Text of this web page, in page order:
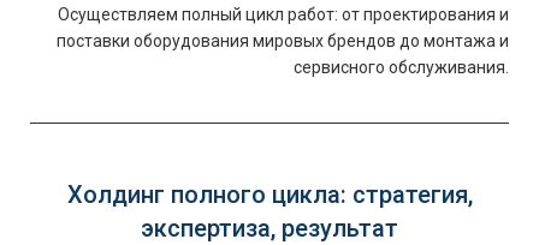
Осуществляем полный цикл работ: от проектирования и
поставки оборудования мировых брендов до монтажа и
сервисного обслуживания.
Холдинг полного цикла: стратегия,
экспертиза, результат